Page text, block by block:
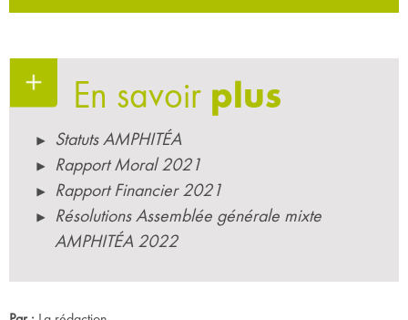
En savoir plus
Statuts AMPHITÉA
Rapport Moral 2021
Rapport Financier 2021
Résolutions Assemblée générale mixte
AMPHITÉA 2022